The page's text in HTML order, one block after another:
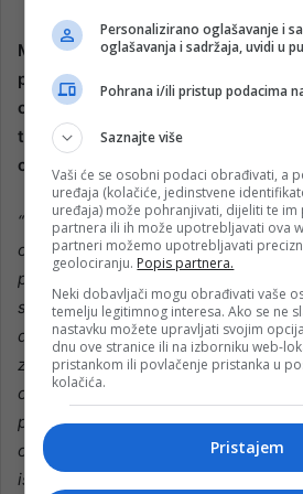
Moramo pokušati razbiti i jednu
provlači kroz pitanje proizvodnje
oružje za rat, trgujete i na, uvjetno
tržištima. Koji je omjer tog, ako ga
civilno-vojnog izvoza?
“Prije svega, morate znati da mi
odbrambene svrhe i da veliki broj
proizvodima sanabdijeva oružane,
snage. Ranije je rečeno da naš
domaćim i međunarodnim
zemlje koje su pod sankcijama ili
o vojnom i komercijalnom programu,
proizvodnji vojne municije dok
određenoj mjeri zavisi od slobodnih
istaći da nam je, kratkoročnim i
Personalizirano oglašavanje i
oglašavanja i sadržaja, uvidi u
Pohrana i/ili pristup podacima
Saznajte više
Vaši će se osobni podaci obrađivati, a
uređaja (kolačiće, jedinstvene
uređaja) može pohranjivati, dijeliti te
partnera ili ih može upotrebljavati ova
partneri možemo upotrebljavati
geolociranju. Popis partnera.
Neki dobavljači mogu obrađivati vaše
temelju legitimnog interesa. Ako se ne
nastavku možete upravljati svojim
dnu ove stranice ili na izborniku web-
pristankom ili povlačenje pristanka u
kolačića.
Pristajem